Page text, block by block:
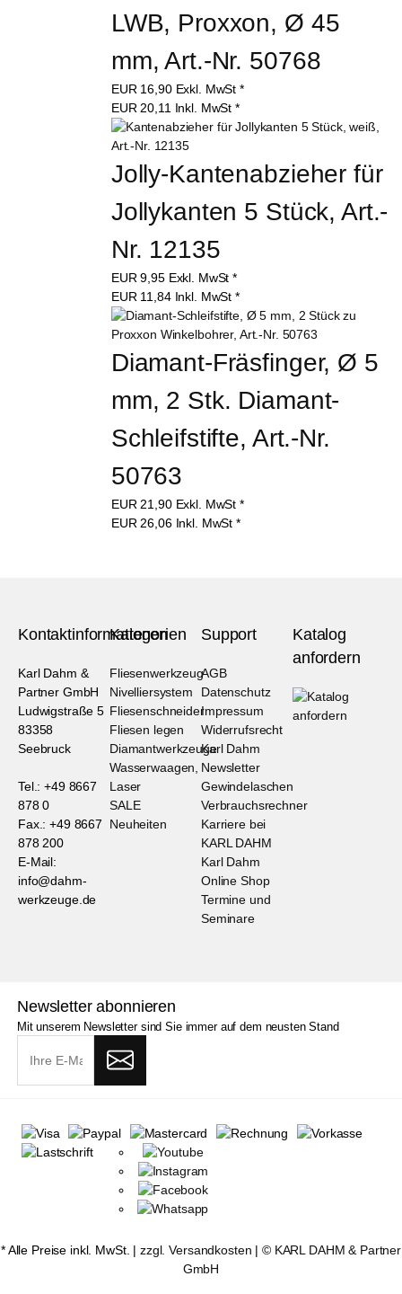
LWB, Proxxon, Ø 45
mm, Art.-Nr. 50768
EUR 16,90 Exkl. MwSt *
EUR 20,11 Inkl. MwSt *
Jolly-Kantenabzieher für
Jollykanten 5 Stück, Art.-
Nr. 12135
EUR9,95 Exkl. MwSt *
EUR 11,84 Inkl. MwSt *
Diamant-Fräsfinger, Ø 5
mm, 2 Stk. Diamant-
Schleifstifte, Art.-Nr.
50763
EUR 21,90 Exkl. MwSt *
EUR 26,06 Inkl. MwSt *
Kontaktinformationen
Karl Dahm &
Partner GmbH
Ludwigstraße 5
83358
Seebruck
Tel.: +49 8667
878 0
Fax.: +49 8667
878 200
E-Mail:
info@dahm-
werkzeuge.de
Kategorien
Fliesenwerkzeug
Nivelliersystem
Fliesenschneider
Fliesen legen
Diamantwerkzeuge
Wasserwaagen,
Laser
SALE
Neuheiten
Support
AGB
Datenschutz
Impressum
Widerrufsrecht
Karl Dahm
Newsletter
Gewindelaschen
Verbrauchsrechner
Karriere bei
KARL DAHM
Karl Dahm
Online Shop
Termine und
Seminare
Katalog
anfordern
Newsletter abonnieren
Mit unserem Newsletter sind Sie immer auf dem neusten Stand
* Alle Preise inkl. MwSt. |zzgl. Versandkosten | © KARL DAHM & Partner
GmbH